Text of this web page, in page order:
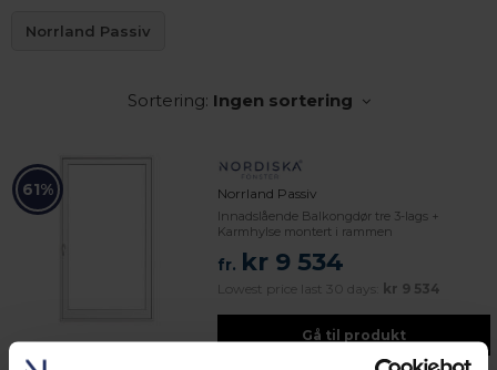
Norrland Passiv
Sortering: Ingen sortering
61% Norrland Passiv
Innadslående Balkongdør tre 3-lags +
Karmhylse montert i rammen
fr. kr 9 534
Lowest price last 30 days: kr 9 534
Gå til produkt